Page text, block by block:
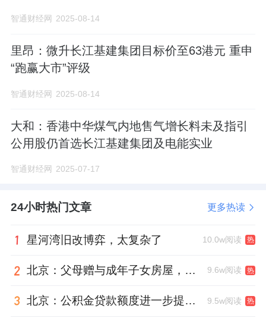
智通财经网 2025-08-14
里昂：微升长江基建集团目标价至63港元 重申
“跑赢大市”评级
智通财经网 2025-08-14
大和：香港中华煤气内地售气增长料未及指引
公用股仍首选长江基建集团及电能实业
智通财经网 2025-07-17
24小时热门文章 更多热读
星河湾旧改博弈，太复杂了 10.0w阅读 热
北京：父母赠与成年子女房屋，不再核验子女的购房资格 9.6w阅读 热
北京：公积金贷款额度进一步提高、最高可贷340万元 9.5w阅读 热